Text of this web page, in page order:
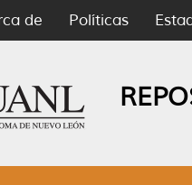
de Políticas